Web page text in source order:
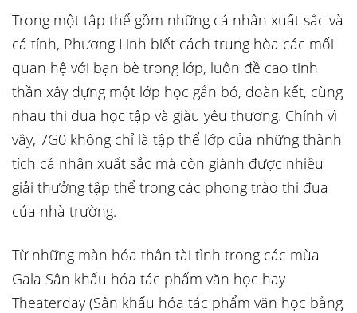
Trong một tập thể gồm những cá nhân xuất sắc và
cá tính, Phương Linh biết cách trung hòa các mối
quan hệ với bạn bè trong lớp, luôn đề cao tinh
thần xây dựng một lớp học gắn bó, đoàn kết, cùng
nhau thi đua học tập và giàu yêu thương. Chính vì
vậy, 7G0 không chỉ là tập thể lớp của những thành
tích cá nhân xuất sắc mà còn giành được nhiều
giải thưởng tập thể trong các phong trào thi đua
của nhà trường.
Từ những màn hóa thân tài tình trong các mùa
Gala Sân khấu hóa tác phẩm văn học hay
Theaterday (Sân khấu hóa tác phẩm văn học bằng